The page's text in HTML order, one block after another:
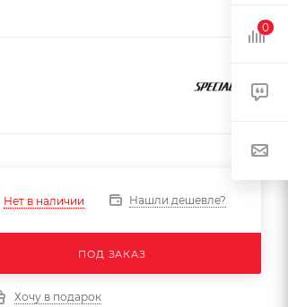
Нет в наличии Нашли дешевле?
ПОД ЗАКАЗ
Хочу в подарок
0